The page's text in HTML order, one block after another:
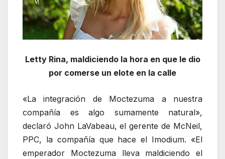
Letty Rina, maldiciendo la hora en que le dio
por comerse un elote en la calle
«La integración de Moctezuma a nuestra
compañía es algo sumamente natural»,
declaró John LaVabeau, el gerente de McNeil,
PPC, la compañía que hace el Imodium. «El
emperador Moctezuma lleva maldiciendo el